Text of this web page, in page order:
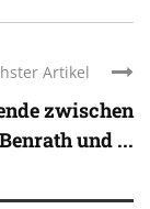
Artikel
zwischen
und ...